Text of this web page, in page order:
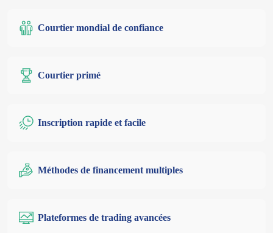
Courtier mondial de confiance
Courtier primé
Inscription rapide et facile
Méthodes de financement multiples
Plateformes de trading avancées